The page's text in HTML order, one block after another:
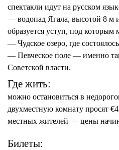
спектакли идут на русском
— водопад Ягала, высотой 8
образуется уступ, под
— Чудское озеро, где
— Певческое поле — именно
Советской власти.
Где жить:
можно остановиться в
двухместную комнату просят
местных жителей — цены
Билеты: